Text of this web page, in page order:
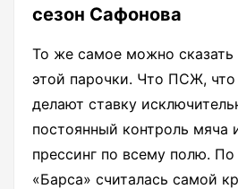
сезон Сафонова
То же самое можно сказать
этой парочки. Что ПСЖ, что
делают ставку
постоянный контроль мяча
прессинг по всему полю. По
«Барса» считалась самой